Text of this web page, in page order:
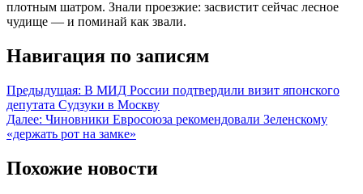
плотным шатром. Знали проезжие: засвистит сейчас лесное
чудище — и поминай как звали.
Навигация по записям
Предыдущая: В МИД России подтвердили визит японского
депутата Судзуки в Москву
Далее: Чиновники Евросоюза рекомендовали Зеленскому
«держать рот на замке»
Похожие новости